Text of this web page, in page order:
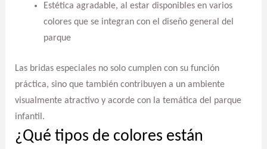
Estética agradable, al estar disponibles en varios
colores que se integran con el diseño general del
parque
Las bridas especiales no solo cumplen con su función
práctica, sino que también contribuyen a un ambiente
visualmente atractivo y acorde con la temática del parque
infantil.
¿Qué tipos de colores están